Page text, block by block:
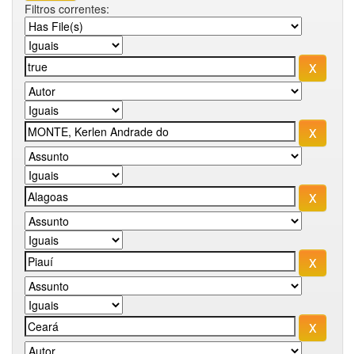
Filtros correntes: